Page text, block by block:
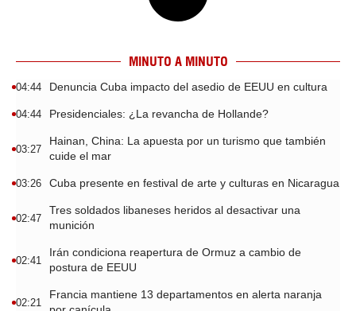
MINUTO A MINUTO
04:44 Denuncia Cuba impacto del asedio de EEUU en cultura
04:44 Presidenciales: ¿La revancha de Hollande?
03:27
Hainan, China: La apuesta por un turismo que también
cuide el mar
03:26 Cuba presente en festival de arte y culturas en Nicaragua
02:47
Tres soldados libaneses heridos al desactivar una
munición
02:41
Irán condiciona reapertura de Ormuz a cambio de
postura de EEUU
02:21
Francia mantiene 13 departamentos en alerta naranja